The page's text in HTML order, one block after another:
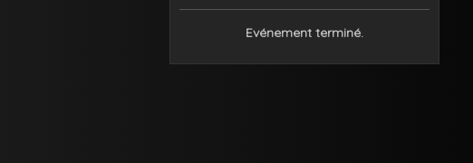
Evénement terminé.